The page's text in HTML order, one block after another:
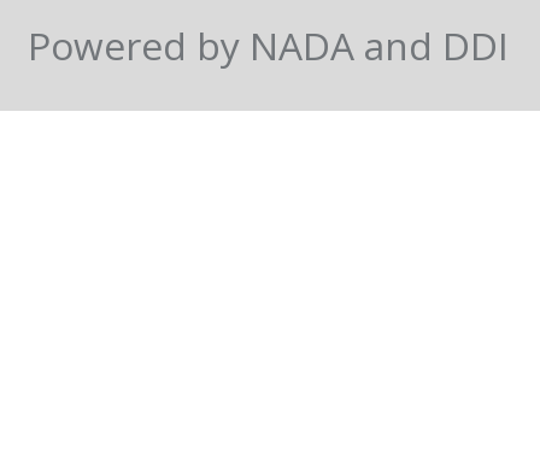
Powered by NADA and DDI